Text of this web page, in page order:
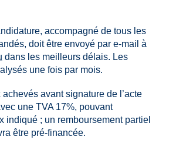
accompagné de tous les
doit être envoyé par e-mail à
dans les meilleurs délais. Les
une fois par mois.
achevés avant signature de l’acte
une TVA 17%, pouvant
indiqué ; un remboursement partiel
être pré-financée.